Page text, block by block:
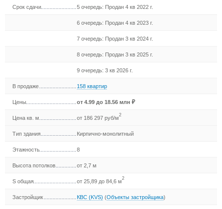
Срок сдачи 5 очередь: Продан 4 кв 2022 г.
6 очередь: Продан 4 кв 2023 г.
7 очередь: Продан 3 кв 2024 г.
8 очередь: Продан 3 кв 2025 г.
9 очередь: 3 кв 2026 г.
В продаже 158 квартир
Цены от4.99 до 18.56 млн ₽
Цена кв. м от 186 297 руб/м2
Тип здания Кирпично-монолитный
Этажность 8
Высота потолков от 2,7 м
S общая от 25,89 до 84,6 м2
Застройщик КВС (KVS) (Объекты застройщика)